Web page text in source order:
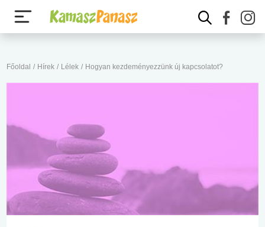
Főoldal / Hírek / Lélek / Hogyan kezdeményezzünk új kapcsolatot?